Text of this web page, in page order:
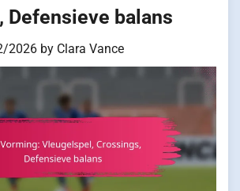
Defensieve balans
2026 by Clara Vance